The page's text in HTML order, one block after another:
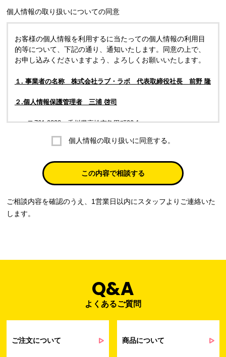
個人情報の取り扱いについての同意
お客様の個人情報を利用するに当たっての個人情報の利用目
的等について、下記の通り、通知いたします。同意の上で、
お申し込みくださいますよう、よろしくお願いいたします。
１. 事業者の名称 株式会社ラブ・ラボ 代表取締役社長 前野 隆
２.個人情報保護管理者 三浦 啓司
〒761-0323 香川県高松市亀田町90-1
株式会社ラブ・ラボ
電話：087-847-2000
電子メール：info@rub-lab.com
３. 個人情報（保有個人データを含む）の利用目的
個人情報の利用目的
当社通信販売における受発注業務のため
事業活動における満足度、要望等に関す
るアンケート等の収集・分析・統計のため
せ業務に関するお取引先様との業務連絡や
個人情報の取り扱いに同意する。
この内容で相談する
ご相談内容を確認のうえ、1営業日以内にスタッフよりご連絡いた
します。
Q&A
よくあるご質問
ご注文について 商品について